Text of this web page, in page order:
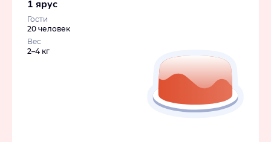
1 ярус
Гости
20 человек
Вес
2–4 кг